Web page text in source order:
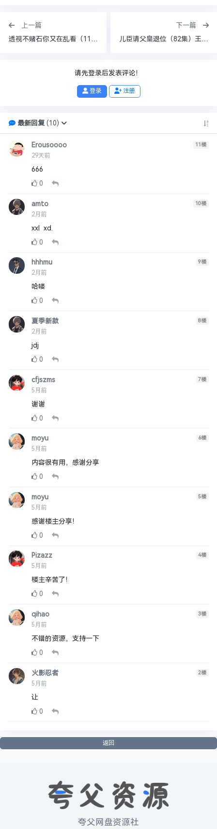
上一篇
透视不赌石你又在乱看（119集）
下一篇
儿臣请父皇退位（82集）王格格&吴玥子
请先登录后发表评论！
登录 注册
最新回复(10)
Erousoooo
29天前
11楼
666
0
amto
2月前
10楼
xxl xd.
0
hhhmu
2月前
9楼
哈喽
0
夏季新款
2月前
8楼
jdj
0
cfjszms
5月前
7楼
谢谢
0
moyu
5月前
6楼
内容很有用，感谢分享
0
moyu
5月前
5楼
感谢楼主分享！
0
Pizazz
5月前
4楼
楼主辛苦了！
0
qihao
5月前
3楼
不错的资源，支持一下
0
火影忍者
5月前
2楼
让
0
返回
夸父网盘资源社